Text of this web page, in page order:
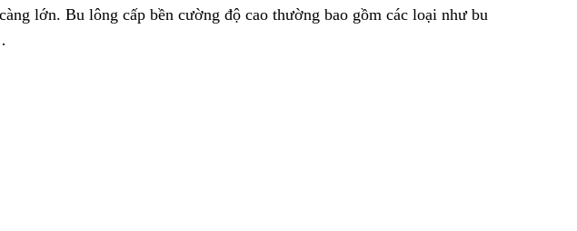
lớn. Bu lông cấp bền cường độ cao thường bao gồm các loại như bu